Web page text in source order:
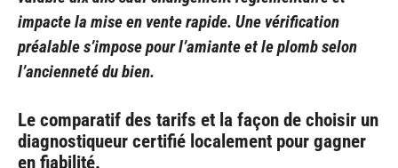
impacte la mise en vente rapide. Une vérification
préalable s’impose pour l’amiante et le plomb selon
l’ancienneté du bien.
Le comparatif des tarifs et la façon de choisir un
diagnostiqueur certifié localement pour gagner
en fiabilité.